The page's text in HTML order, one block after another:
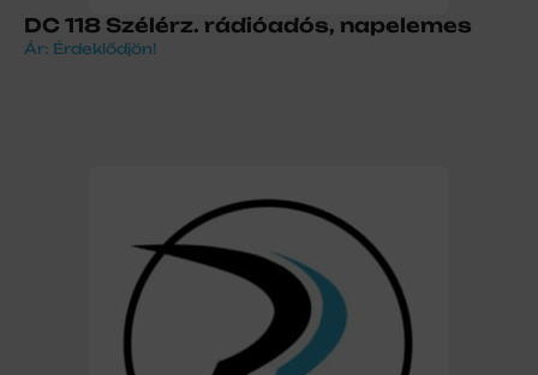
DC 118 Szélérz. rádióadós, napelemes
Ár: Érdeklődjön!